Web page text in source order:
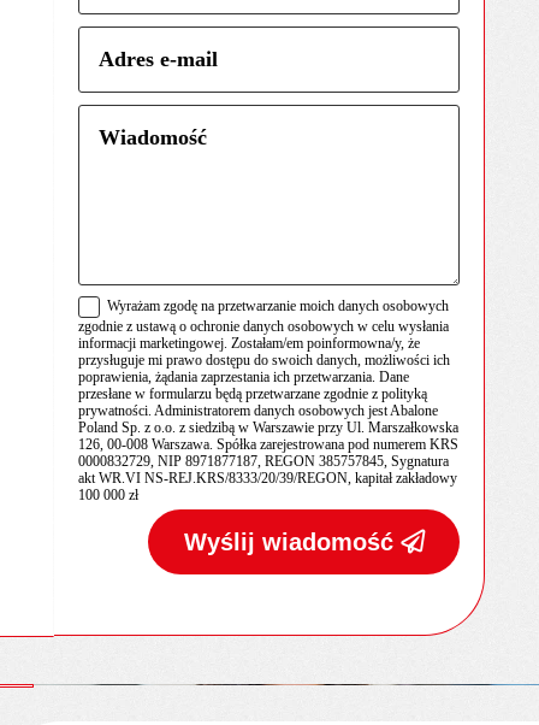
Wyrażam zgodę na przetwarzanie moich danych osobowych
zgodnie z ustawą o ochronie danych osobowych w celu wysłania
informacji marketingowej. Zostałam/em poinformowna/y, że
przysługuje mi prawo dostępu do swoich danych, możliwości ich
poprawienia, żądania zaprzestania ich przetwarzania. Dane
przesłane w formularzu będą przetwarzane zgodnie z polityką
prywatności. Administratorem danych osobowych jest Abalone
Poland Sp. z o.o. z siedzibą w Warszawie przy Ul. Marszałkowska
126, 00-008 Warszawa. Spółka zarejestrowana pod numerem KRS
0000832729, NIP 8971877187, REGON 385757845, Sygnatura
akt WR.VI NS-REJ.KRS/8333/20/39/REGON, kapitał zakładowy
100 000 zł
Wyślij wiadomość